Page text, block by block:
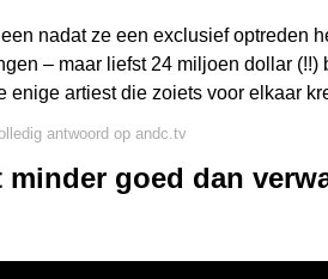
nadat ze een exclusief optreden
– maar liefst 24 miljoen dollar (!!)
enige artiest die zoiets voor elkaar
antwoord op andc.tv
goed dan